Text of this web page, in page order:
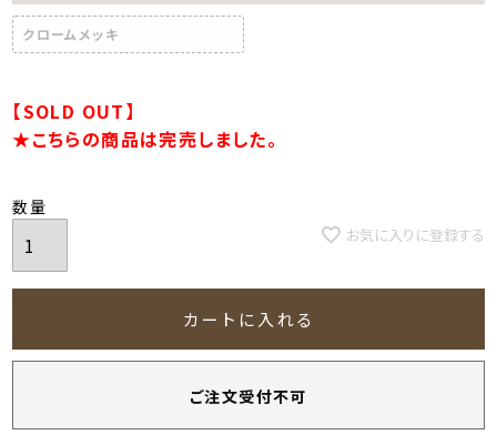
クロームメッキ
【SOLD OUT】
★こちらの商品は完売しました。
お気に入りに登録する
カートに入れる
ご注文受付不可